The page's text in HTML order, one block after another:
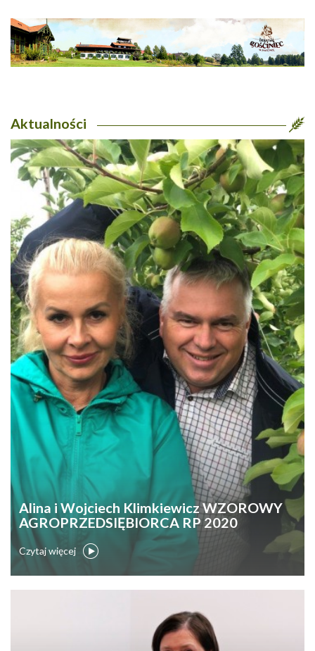
Aktualności
Alina i Wojciech Klimkiewicz WZOROWY
AGROPRZEDSIĘBIORCA RP 2020
Czytaj więcej